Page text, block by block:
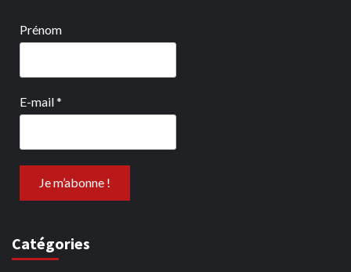
Prénom
E-mail*
Catégories